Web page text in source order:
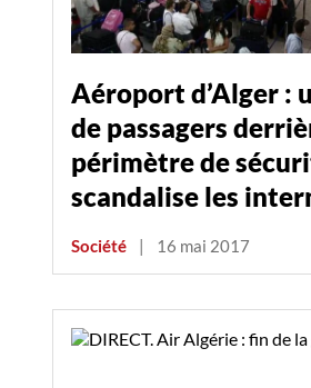
Aéroport d’Alger :
de passagers
périmètre de
scandalise les
Société | 16 mai 2017